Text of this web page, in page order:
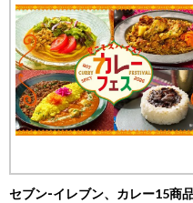
セブン‐イレブン、カレー15商